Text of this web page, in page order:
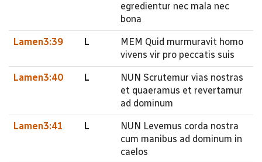
egredientur nec mala nec
bona
Lamen3:39 L
MEM Quid murmuravit homo
vivens vir pro peccatis suis
Lamen3:40 L
NUN Scrutemur vias nostras
et quaeramus et revertamur
ad dominum
Lamen3:41 L
NUN Levemus corda nostra
cum manibus ad dominum in
caelos